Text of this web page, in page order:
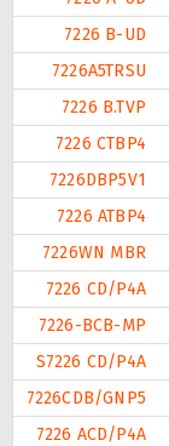
7226 B-UD
7226A5TRSU
7226 B.TVP
7226 CTBP4
7226DBP5V1
7226 ATBP4
7226WN MBR
7226 CD/P4A
7226-BCB-MP
S7226 CD/P4A
7226CDB/GNP5
7226 ACD/P4A